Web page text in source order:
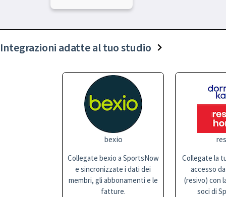
Integrazioni adatte al tuo studio
bexio
Collegate bexio a SportsNow
e sincronizzate i dati dei
membri, gli abbonamenti e le
fatture.
Collegate la
accesso
(resivo) con
soci di